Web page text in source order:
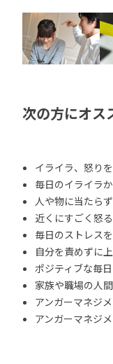
次の方にオス
イライラ、怒り
毎日のイライラ
人や物に当たら
近くにすごく怒
毎日のストレス
自分を責めずに
ポジティブな毎
家族や職場の人
アンガーマネジ
アンガーマネジ